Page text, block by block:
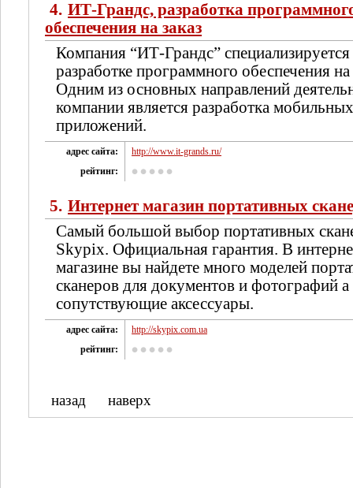
4. ИТ-Грандс, разработка
обеспечения на заказ
Компания “ИТ-Грандс” специализируется
разработке программного обеспечения на
Одним из основных направлений
компании является разработка мобильных
приложений.
адрес сайта:
http://www.it-grands.ru/
рейтинг:
5. Интернет магазин портативных
Самый большой выбор портативных
Skypix. Официальная гарантия. В
магазине вы найдете много моделей
сканеров для документов и фотографий а
сопутствующие аксессуары.
адрес сайта:
http://skypix.com.ua
рейтинг:
назад наверх